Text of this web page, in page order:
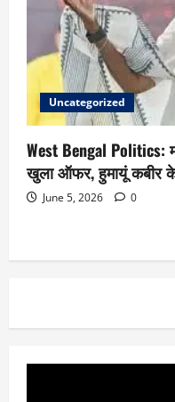
Uncategorized
West Bengal Politics:
खुला ऑफर, हुमायूं कबीर
June 5, 2026 0